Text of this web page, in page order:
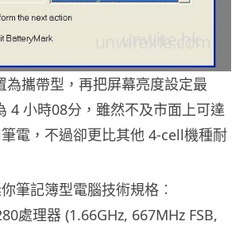
為攜帶型，再把屏幕亮度設定最
4 小時08分，雖然不及市面上可達
電，不過卻更比其他 4-cell機種耐
筆記簿型電腦技術規格︰
處理器 (1.66GHz, 667MHz FSB,